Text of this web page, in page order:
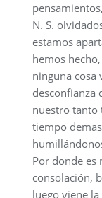
N. S.
estamos
hemos
ninguna cosa
desconfianza
nuestro tanto
tiempo
Por donde es
consolación,
luego viene